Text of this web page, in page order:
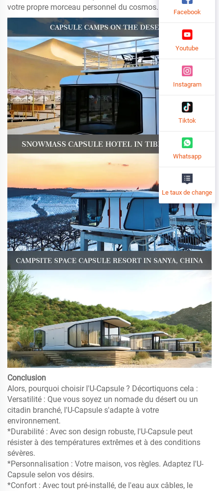
votre propre morceau personnel du cosmos.
Conclusion
Alors, pourquoi choisir l'U-Capsule ? Décortiquons cela :
Versatilité : Que vous soyez un nomade du désert ou un
citadin branché, l'U-Capsule s'adapte à votre
environnement.
*Durabilité : Avec son design robuste, l'U-Capsule peut
résister à des températures extrêmes et à des conditions
sévères.
*Personnalisation : Votre maison, vos règles. Adaptez l'U-
Capsule selon vos désirs.
*Confort : Avec tout pré-installé, de l'eau aux câbles, le
Facebook
Youtube
Instagram
Tiktok
Whatsapp
Le taux de change